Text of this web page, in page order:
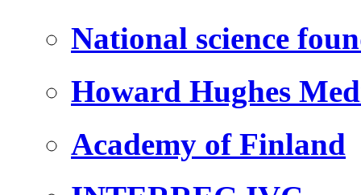
National science
Howard Hughes
Academy of Finland